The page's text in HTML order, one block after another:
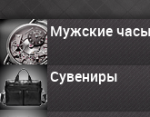
Мужские часы
Сувениры